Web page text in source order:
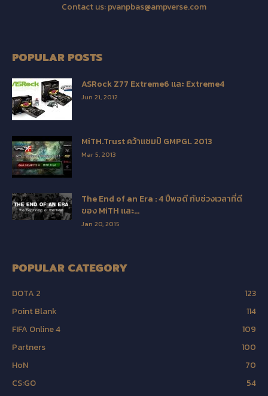
Contact us:pvanpbas@ampverse.com
POPULAR POSTS
ASRock Z77 Extreme6 และ Extreme4
Jun 21, 2012
MiTH.Trust คว้าแชมป์ GMPGL 2013
Mar 5, 2013
The End of an Era : 4 ปีพอดี กับช่วงเวลาที่ดี
ของ MiTH และ...
Jan 20, 2015
POPULAR CATEGORY
DOTA 2
123
Point Blank
114
FIFA Online 4
109
Partners
100
HoN
70
CS:GO
54